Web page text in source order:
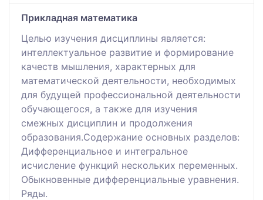
Прикладная математика
Целью изучения дисциплины является:
интеллектуальное развитие и формирование
качеств мышления, характерных для
математической деятельности, необходимых
для будущей профессиональной деятельности
обучающегося, а также для изучения
смежных дисциплин и продолжения
образования.Содержание основных разделов:
Дифференциальное и интегральное
исчисление функций нескольких переменных.
Обыкновенные дифференциальные уравнения.
Ряды.